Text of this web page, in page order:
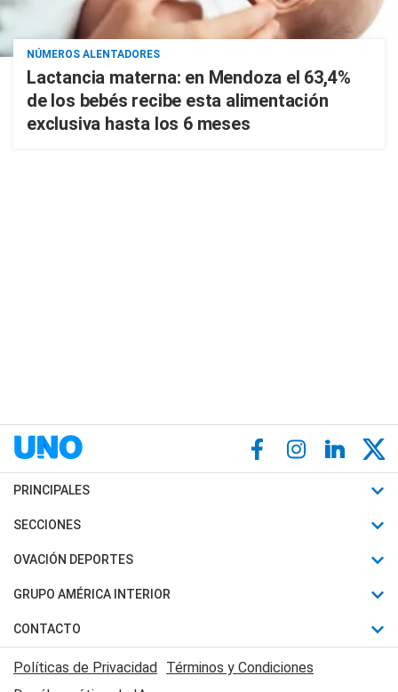
NÚMEROS ALENTADORES
Lactancia materna: en Mendoza el 63,4%
de los bebés recibe esta alimentación
exclusiva hasta los 6 meses
PRINCIPALES
Últimas Noticias
Política
Judiciales
Economia
SECCIONES
Horóscopo
Motores
Trucos caseros
Series y Películas
OVACIÓN DEPORTES
Fútbol
Mundial
Automovilismo
Rugby
GRUPO AMÉRICA INTERIOR
Canal 7 en Vivo
CONTACTO
Acerca de Nosotros
Políticas de Privacidad Términos y Condiciones